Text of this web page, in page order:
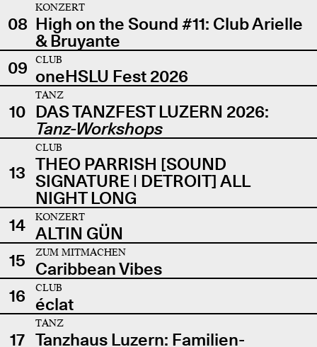
08
KONZERT
High on the Sound #11: Club Arielle
& Bruyante
09
CLUB
oneHSLU Fest 2026
10
TANZ
DAS TANZFEST LUZERN 2026:
Tanz-Workshops
13
CLUB
THEO PARRISH [SOUND
SIGNATURE | DETROIT] ALL
NIGHT LONG
14
KONZERT
ALTIN GÜN
15
ZUM MITMACHEN
Caribbean Vibes
16
CLUB
éclat
17
TANZ
Tanzhaus Luzern: Familien-